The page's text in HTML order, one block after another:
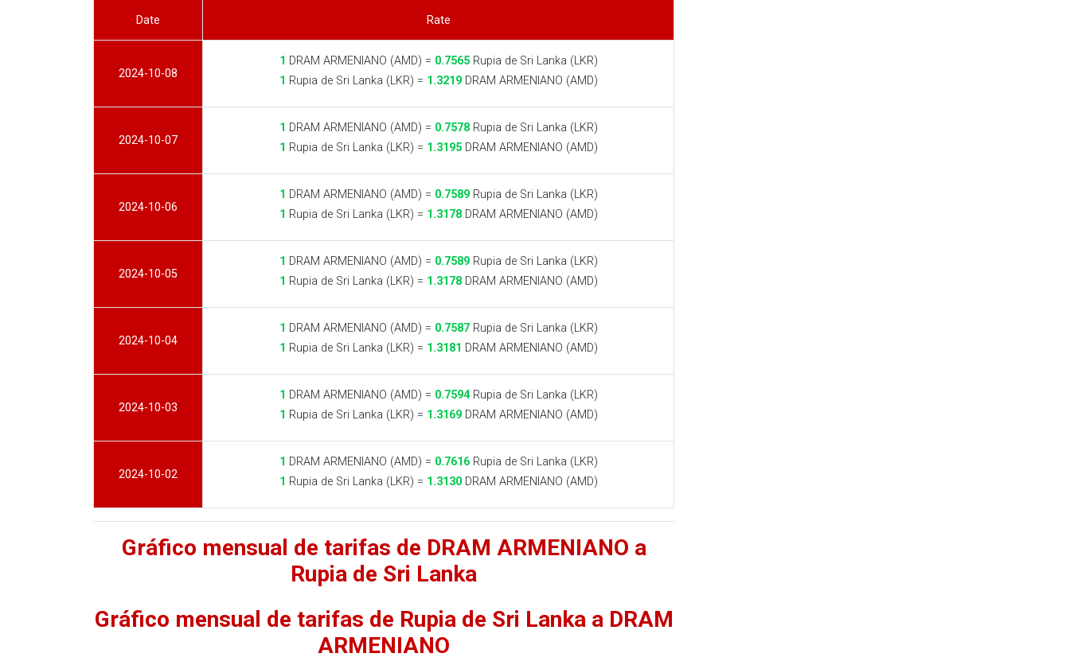
Date Rate
2024-10-08
1 DRAM ARMENIANO (AMD) = 0.7565Rupia de Sri Lanka (LKR)
1 Rupia de Sri Lanka (LKR) = 1.3219DRAM ARMENIANO (AMD)
2024-10-07
1 DRAM ARMENIANO (AMD) = 0.7578Rupia de Sri Lanka (LKR)
1 Rupia de Sri Lanka (LKR) = 1.3195DRAM ARMENIANO (AMD)
2024-10-06
1 DRAM ARMENIANO (AMD) = 0.7589Rupia de Sri Lanka (LKR)
1 Rupia de Sri Lanka (LKR) = 1.3178DRAM ARMENIANO (AMD)
2024-10-05
1 DRAM ARMENIANO (AMD) = 0.7589Rupia de Sri Lanka (LKR)
1 Rupia de Sri Lanka (LKR) = 1.3178DRAM ARMENIANO (AMD)
2024-10-04
1 DRAM ARMENIANO (AMD) = 0.7587Rupia de Sri Lanka (LKR)
1 Rupia de Sri Lanka (LKR) = 1.3181 DRAM ARMENIANO (AMD)
2024-10-03
1 DRAM ARMENIANO (AMD) = 0.7594Rupia de Sri Lanka (LKR)
1 Rupia de Sri Lanka (LKR) = 1.3169DRAM ARMENIANO (AMD)
2024-10-02
1 DRAM ARMENIANO (AMD) = 0.7616Rupia de Sri Lanka (LKR)
1 Rupia de Sri Lanka (LKR) = 1.3130DRAM ARMENIANO (AMD)
Gráfico mensual de tarifas de DRAM ARMENIANO a
Rupia de Sri Lanka
Gráfico mensual de tarifas de Rupia de Sri Lanka a DRAM
ARMENIANO